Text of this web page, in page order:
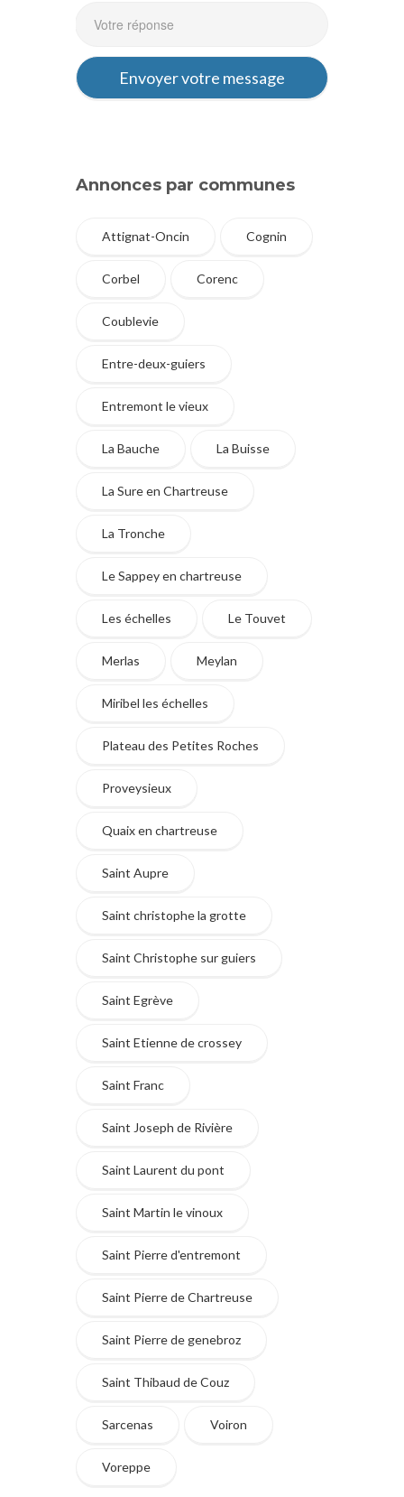
Annonces par communes
Attignat-Oncin Cognin
Corbel Corenc
Coublevie
Entre-deux-guiers
Entremont le vieux
La Bauche La Buisse
La Sure en Chartreuse
La Tronche
Le Sappey en chartreuse
Les échelles Le Touvet
Merlas Meylan
Miribel les échelles
Plateau des Petites Roches
Proveysieux
Quaix en chartreuse
Saint Aupre
Saint christophe la grotte
Saint Christophe sur guiers
Saint Egrève
Saint Etienne de crossey
Saint Franc
Saint Joseph de Rivière
Saint Laurent du pont
Saint Martin le vinoux
Saint Pierre d'entremont
Saint Pierre de Chartreuse
Saint Pierre de genebroz
Saint Thibaud de Couz
Sarcenas Voiron
Voreppe